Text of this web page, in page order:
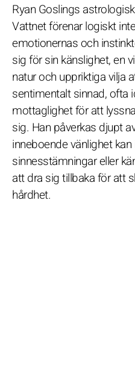
Ryan Goslings
Vattnet förenar logiskt
emotionernas och
sig för sin känslighet, en
natur och uppriktiga vilja
sentimentalt sinnad, ofta
mottaglighet för att
sig. Han påverkas djupt
inneboende vänlighet
sinnesstämningar eller
att dra sig tillbaka för att
hårdhet.